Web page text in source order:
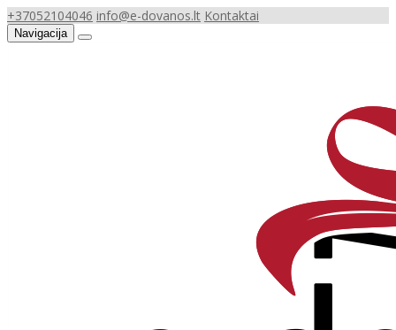
+37052104046 info@e-dovanos.lt Kontaktai
Navigacija